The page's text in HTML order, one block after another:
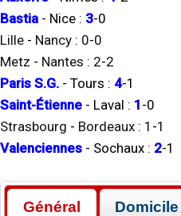
Bastia - Nice : 3-0
Lille - Nancy : 0-0
Metz - Nantes : 2-2
Paris S.G. - Tours : 4-1
Saint-Étienne - Laval : 1 -0
Strasbourg - Bordeaux : 1 -1
Valenciennes - Sochaux : 2-1
Général Domicile